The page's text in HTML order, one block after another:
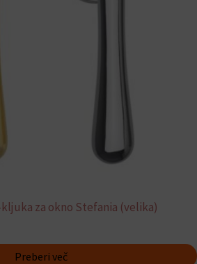
za okno Stefania (velika)
Preberi več